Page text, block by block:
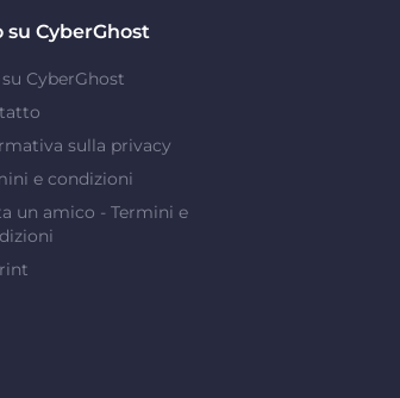
su CyberGhost
CyberGhost
sulla privacy
e condizioni
un amico - Termini e